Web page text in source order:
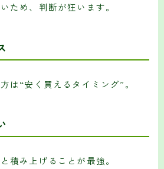
ため、判断が狂います。
は“安く買えるタイミング”。
積み上げることが最強。